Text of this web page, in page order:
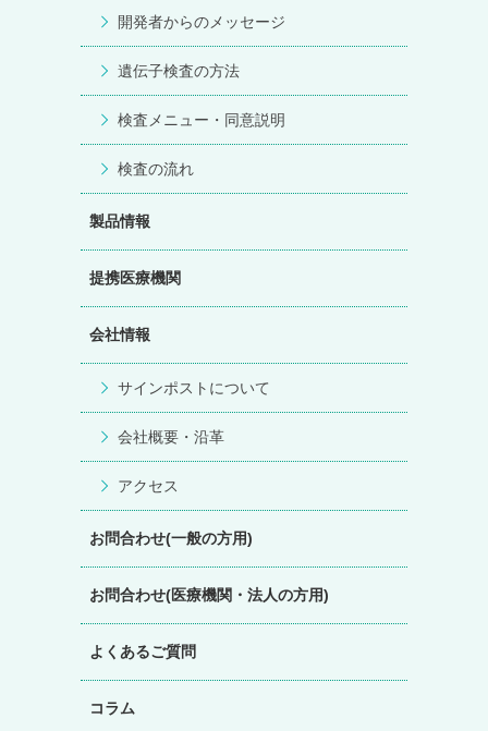
開発者からのメッセージ
遺伝子検査の方法
検査メニュー・同意説明
検査の流れ
製品情報
提携医療機関
会社情報
サインポストについて
会社概要・沿革
アクセス
お問合わせ(一般の方用)
お問合わせ(医療機関・法人の方用)
よくあるご質問
コラム